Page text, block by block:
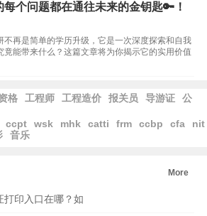
个问题都在通往未来的金钥匙🔑！
不再是简单的学历升级，它是一次深度探索和自我
竟能带来什么？这篇文章将为你揭示它的实用价值
格 工程师 工程造价 报关员 导游证
公
ccpt wsk mhk catti frm ccbp cfa
nit
音乐
More
打印入口在哪？如